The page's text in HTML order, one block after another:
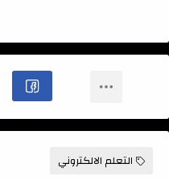
التعلم الالكتروني